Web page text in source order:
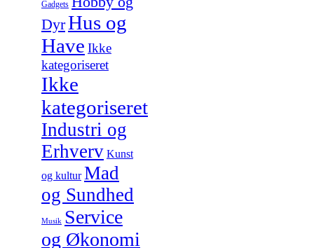
Gadgets
DyrHus og
Have Ikke
kategoriseret
Ikke
kategoriseret
Industri og
Erhverv Kunst
og kultur Mad
og Sundhed
Musik Service
og Økonomi